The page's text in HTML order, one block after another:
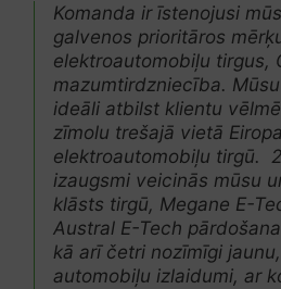
Komanda ir īstenojusi
galvenos prioritāros
elektroautomobiļu tirgus,
mazumtirdzniecība.
ideāli atbilst klientu
zīmolu trešajā vietā
elektroautomobiļu tirgū.
izaugsmi veicinās mūsu
klāsts tirgū, Megane E-
Austral E-Tech
kā arī četri nozīmīgi
automobiļu izlaidumi, ar